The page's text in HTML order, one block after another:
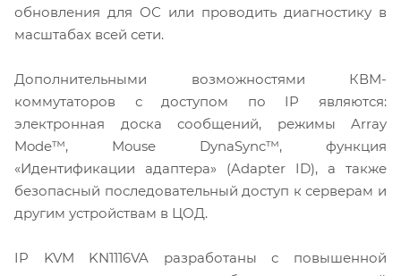
обновления для ОС или проводить диагностику в
масштабах всей сети.
Дополнительными возможностями КВМ-
коммутаторов с доступом по IP являются:
электронная доска сообщений, режимы Array
Mode™, Mouse DynaSync™, функция
«Идентификации адаптера» (Adapter ID), а также
безопасный последовательный доступ к серверам и
другим устройствам в ЦОД.
IP KVM KN1116VA разработаны с повышенной